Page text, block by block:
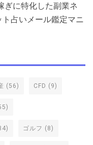
ぎに特化した副業ネ
占いメール鑑定マニ
(56) CFD (9)
ゴルフ (8)